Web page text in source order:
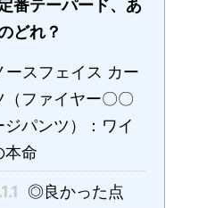
番テーパード、あ
どれ？
スフェイス カー
（ファイヤー〇〇
ジパンツ）：ワイ
本命
◎良かった点